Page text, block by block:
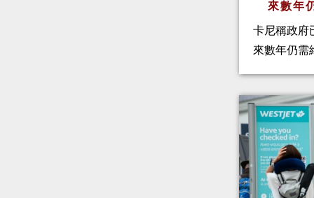
來數年
卡尼稱政府
來數年仍需